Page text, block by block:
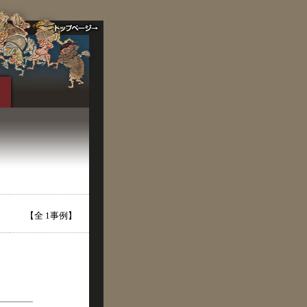
【全 1事例】